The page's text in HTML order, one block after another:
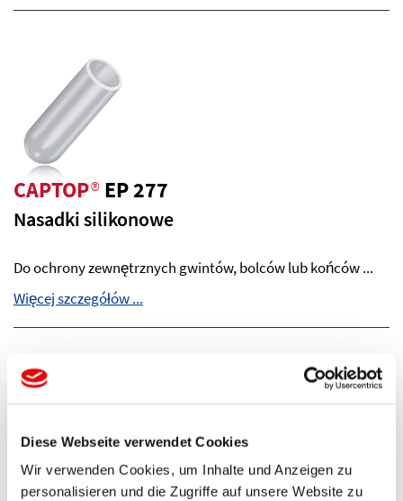
Diese Webseite verwendet Cookies
Wir verwenden Cookies, um Inhalte und Anzeigen zu
personalisieren und die Zugriffe auf unsere Website zu
CAPTOP®EP 277
Nasadki silikonowe
Do ochrony zewnętrznych gwintów, bolców lub końców ...
Więcej szczegółów ...